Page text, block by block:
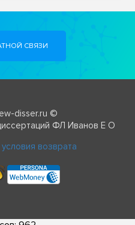
СВЯЗИ
disser.ru ©
ФЛ Иванов Е О
возврата